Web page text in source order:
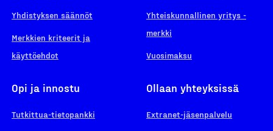
Yhdistyksen säännöt
Merkkien kriteerit ja
käyttöehdot
Yhteiskunnallinen yritys -
merkki
Vuosimaksu
Opi ja innostu
Tutkittua-tietopankki
Ollaan yhteyksissä
Extranet-jäsenpalvelu